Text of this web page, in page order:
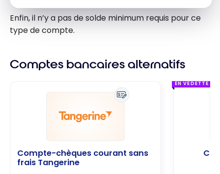
Enfin, il n’y a pas de solde minimum requis pour ce
type de compte.
Comptes bancaires alternatifs
Compte-chèques courant sans
frais Tangerine
EN VEDETTE